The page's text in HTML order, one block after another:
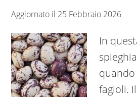
Aggiornato il 25 Febbraio 2026
In
fagioli.